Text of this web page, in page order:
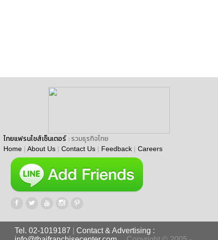
ไทยแฟรนไชส์เซ็นเตอร์ : รวมธุรกิจไทย
Home | About Us | Contact Us | Feedback | Careers
Tel. 02-1019187
Contact & Advertising :